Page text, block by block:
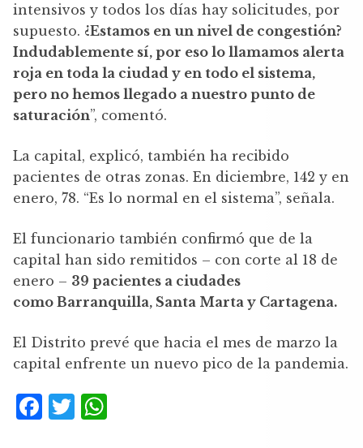
intensivos y todos los días hay solicitudes, por
supuesto. ¿Estamos en un nivel de congestión?
Indudablemente sí, por eso lo llamamos alerta
roja en toda la ciudad y en todo el sistema,
pero no hemos llegado a nuestro punto de
saturación”, comentó.
La capital, explicó, también ha recibido
pacientes de otras zonas. En diciembre, 142 y en
enero, 78. “Es lo normal en el sistema”, señala.
El funcionario también confirmó que de la
capital han sido remitidos – con corte al 18 de
enero – 39 pacientes a ciudades
como Barranquilla, Santa Marta y Cartagena.
El Distrito prevé que hacia el mes de marzo la
capital enfrente un nuevo pico de la pandemia.
F
T